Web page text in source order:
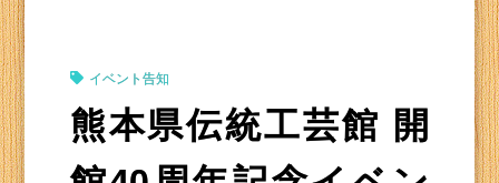
イベント告知
熊本県伝統工芸館 開